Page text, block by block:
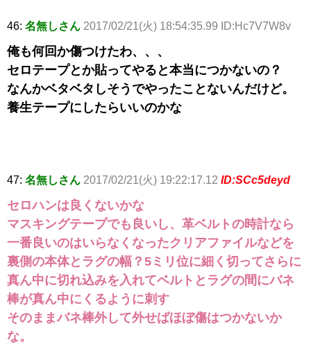
46: 名無しさん 2017/02/21(火) 18:54:35.99 ID:Hc7V7W8v
俺も何回か傷つけたわ、、、
セロテープとか貼ってやると本当につかないの？
なんかベタベタしそうでやったことないんだけど。
養生テープにしたらいいのかな
47: 名無しさん 2017/02/21(火) 19:22:17.12 ID:SCc5deyd
セロハンは良くないかな
マスキングテープでも良いし、革ベルトの時計なら
一番良いのはいらなくなったクリアファイルなどを
裏側の本体とラグの幅？5ミリ位に細く切ってさらに
真ん中に切れ込みを入れてベルトとラグの間にバネ
棒が真ん中にくるように刺す
そのままバネ棒外して外せばほぼ傷はつかないか
な。